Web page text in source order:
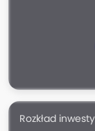
Rozkład